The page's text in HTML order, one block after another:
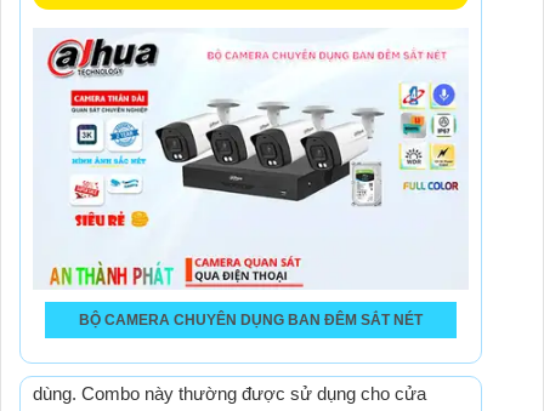
BỘ CAMERA CHUYÊN DỤNG BAN ĐÊM SẮT NÉT
Combo Lắp Camera An Ninh Khu Phố Chính Hãng Giá
Rẻ Dahua là sự lựa chọn phổ biến cho nhiều người
dùng. Combo này thường được sử dụng cho cửa